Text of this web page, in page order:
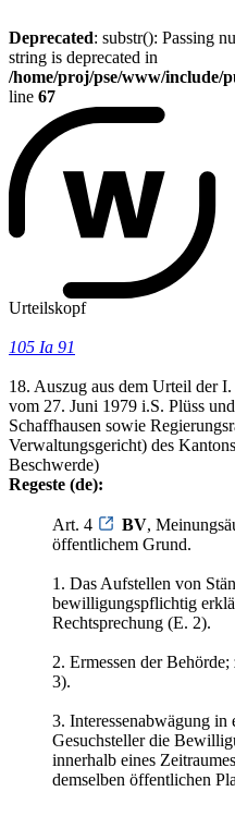
Deprecated: substr(): Passing
string is deprecated in
/home/proj/pse/www/include/
line 67
Urteilskopf
105 Ia 91
18. Auszug aus dem Urteil der
vom 27. Juni 1979 i.S. Plüss
Schaffhausen sowie
Verwaltungsgericht) des
Beschwerde)
Regeste (de):
Art. 4 BV,
öffentlichem Grund.
1. Das Aufstellen von
bewilligungspflichtig
Rechtsprechung (E. 2).
2. Ermessen der
3).
3. Interessenabwägung
Gesuchsteller die
innerhalb eines
demselben öffentlichen